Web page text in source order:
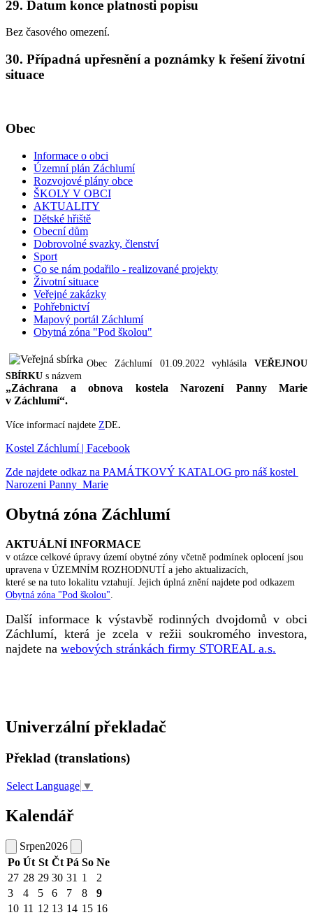
29. Datum konce platnosti popisu
Bez časového omezení.
30. Případná upřesnění a poznámky k řešení životní
situace
Obec
Informace o obci
Územní plán Záchlumí
Rozvojové plány obce
ŠKOLY V OBCI
AKTUALITY
Dětské hřiště
Obecní dům
Dobrovolné svazky, členství
Sport
Co se nám podařilo - realizované projekty
Životní situace
Veřejné zakázky
Pohřebnictví
Mapový portál Záchlumí
Obytná zóna "Pod školou"
Obec Záchlumí 01.09.2022 vyhlásila VEŘEJNOU
SBÍRKU s názvem
„Záchrana a obnova kostela Narození Panny Marie
v Záchlumí“.
Více informací najdete ZDE.
Kostel Záchlumí | Facebook
Zde najdete odkaz na PAMÁTKOVÝ KATALOG pro náš kostel
Narozeni Panny Marie
Obytná zóna Záchlumí
AKTUÁLNÍ INFORMACE
v otázce celkové úpravy území obytné zóny včetně podmínek oplocení jsou
upravena v ÚZEMNÍM ROZHODNUTÍ a jeho aktualizacích,
které se na tuto lokalitu vztahují. Jejich úplná znění najdete pod odkazem
Obytná zóna "Pod školou".
Další informace k výstavbě rodinných dvojdomů v obci
Záchlumí, která je zcela v režii soukromého investora,
najdete na webových stránkách firmy STOREAL a.s.
Univerzální překladač
Překlad (translations)
Select Language ▼
Kalendář
Srpen2026
Po Út St Čt Pá So Ne
27 28 29 30 31 1
2
3
4 5 6 7 8
9
10 11 12 13 14 15 16